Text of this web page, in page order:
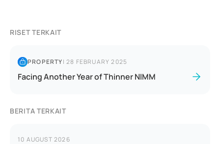
RISET TERKAIT
PROPERTY|28 FEBRUARY 2025
Facing Another Year of Thinner NIMM
BERITA TERKAIT
10 AUGUST 2026